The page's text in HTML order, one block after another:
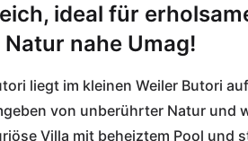
ideal für
nahe Umag!
liegt im kleinen Weiler Butori
von unberührter Natur und
Villa mit beheiztem Pool und